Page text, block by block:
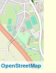
OpenStreetMap